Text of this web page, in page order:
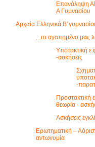
Επανάληψη
Α Γυμνασίου
Αρχαία Ελληνικά
...το αγαπημένο μας
Υποτακτική
-ασκήσεις
-
Προστακτική
θεωρία -
Ασκήσεις
Ερωτηματική –
αντωνυμία